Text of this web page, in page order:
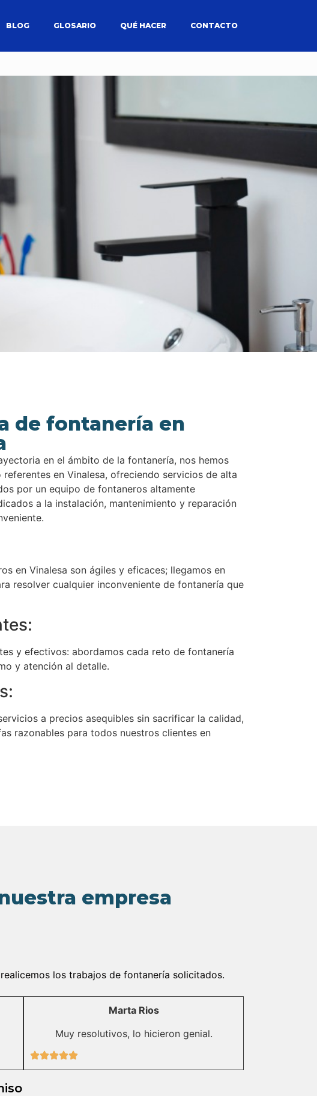
BLOG GLOSARIO QUÉ HACER CONTACTO
de fontanería en
en el ámbito de la fontanería, nos hemos
en Vinalesa, ofreciendo servicios de alta
por un equipo de fontaneros altamente
a la instalación, mantenimiento y reparación
en Vinalesa son ágiles y eficaces; llegamos en
resolver cualquier inconveniente de fontanería que
y efectivos: abordamos cada reto de fontanería
y atención al detalle.
a precios asequibles sin sacrificar la calidad,
razonables para todos nuestros clientes en
empresa
los trabajos de fontanería solicitados.
Marta Rios
Muy resolutivos, lo hicieron genial.